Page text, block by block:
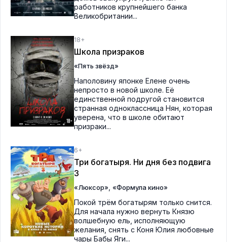
работников крупнейшего банка
Великобритании...
18+
Школа призраков
«Пять звёзд»
Наполовину японке Елене очень
непросто в новой школе. Её
единственной подругой становится
странная одноклассница Нян, которая
уверена, что в школе обитают
призраки...
6+
Три богатыря. Ни дня без подвига
3
«Люксор» «Формула кино»
Покой трём богатырям только снится.
Для начала нужно вернуть Князю
волшебную ель, исполняющую
желания, снять с Коня Юлия любовные
чары Бабы Яги...